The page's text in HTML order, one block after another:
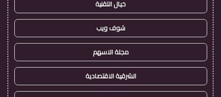
خيال التقنية
شوف ويب
مجلة الاسهم
الشرقية الاقتصادية